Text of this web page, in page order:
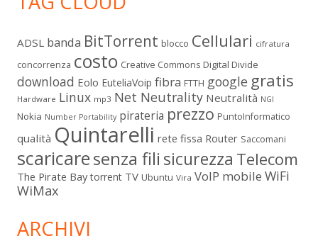
ADSL banda BitTorrent blocco Cellulari cifratura
concorrenza costo Creative Commons Digital Divide
download Eolo EuteliaVoip fibra FTTH google gratis
Hardware Linux mp3 Net Neutrality Neutralità NGI
Nokia Number Portability pirateria prezzo PuntoInformatico
qualità Quintarelli rete fissa Router Saccomani
scaricaresenza fili sicurezza Telecom
The Pirate Bay torrent TV Ubuntu Vira VoIP mobile WiFi
WiMax
ARCHIVI